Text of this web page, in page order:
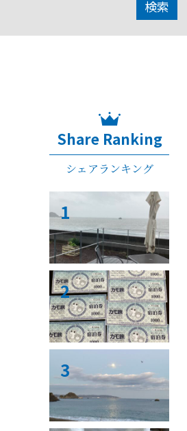
検索
Share Ranking
シェアランキング
1
2
3